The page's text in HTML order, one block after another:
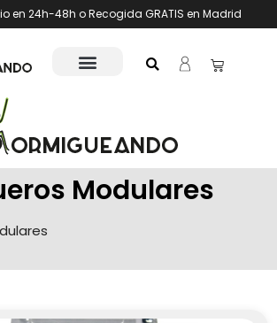
en 24h-48h o Recogida GRATIS en Madrid
Modulares